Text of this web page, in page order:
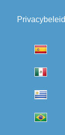
Privacybeleid